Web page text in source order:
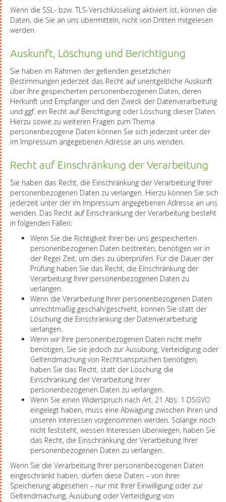
Wenn die SSL- bzw. TLS-Verschlüsselung aktiviert ist, können die
Daten, die Sie an uns übermitteln, nicht von Dritten mitgelesen
werden.
Auskunft, Löschung und Berichtigung
Sie haben im Rahmen der geltenden gesetzlichen
Bestimmungen jederzeit das Recht auf unentgeltliche Auskunft
über Ihre gespeicherten personenbezogenen Daten, deren
Herkunft und Empfänger und den Zweck der Datenverarbeitung
und ggf. ein Recht auf Berichtigung oder Löschung dieser Daten.
Hierzu sowie zu weiteren Fragen zum Thema
personenbezogene Daten können Sie sich jederzeit unter der
im Impressum angegebenen Adresse an uns wenden.
Recht auf Einschränkung der Verarbeitung
Sie haben das Recht, die Einschränkung der Verarbeitung Ihrer
personenbezogenen Daten zu verlangen. Hierzu können Sie sich
jederzeit unter der im Impressum angegebenen Adresse an uns
wenden. Das Recht auf Einschränkung der Verarbeitung besteht
in folgenden Fällen:
Wenn Sie die Richtigkeit Ihrer bei uns gespeicherten
personenbezogenen Daten bestreiten, benötigen wir in
der Regel Zeit, um dies zu überprüfen. Für die Dauer der
Prüfung haben Sie das Recht, die Einschränkung der
Verarbeitung Ihrer personenbezogenen Daten zu
verlangen.
Wenn die Verarbeitung Ihrer personenbezogenen Daten
unrechtmäßig geschah/geschieht, können Sie statt der
Löschung die Einschränkung der Datenverarbeitung
verlangen.
Wenn wir Ihre personenbezogenen Daten nicht mehr
benötigen, Sie sie jedoch zur Ausübung, Verteidigung oder
Geltendmachung von Rechtsansprüchen benötigen,
haben Sie das Recht, statt der Löschung die
Einschränkung der Verarbeitung Ihrer
personenbezogenen Daten zu verlangen.
Wenn Sie einen Widerspruch nach Art. 21 Abs. 1 DSGVO
eingelegt haben, muss eine Abwägung zwischen Ihren und
unseren Interessen vorgenommen werden. Solange noch
nicht feststeht, wessen Interessen überwiegen, haben Sie
das Recht, die Einschränkung der Verarbeitung Ihrer
personenbezogenen Daten zu verlangen.
Wenn Sie die Verarbeitung Ihrer personenbezogenen Daten
eingeschränkt haben, dürfen diese Daten – von ihrer
Speicherung abgesehen – nur mit Ihrer Einwilligung oder zur
Geltendmachung, Ausübung oder Verteidigung von